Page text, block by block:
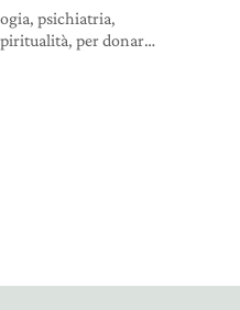
psichiatria,
per donare